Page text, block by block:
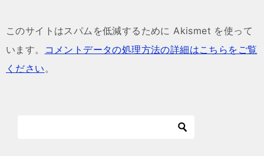
このサイトはスパムを低減するために Akismet を使って
います。
コメントデータの処理方法の詳細はこちらをご覧
ください。